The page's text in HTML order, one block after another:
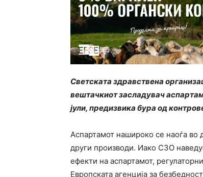
Светската здравствена
вештачкиот засладувач
јули, предизвика бура од
Аспартамот нашироко се наоѓа во
други производи. Иако СЗО
ефекти на аспартамот,
Европската агенција за